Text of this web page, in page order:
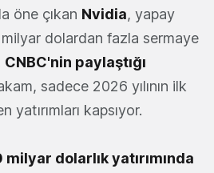
öne çıkan Nvidia, yapay
dolardan fazla sermaye
CNBC'nin paylaştığı
sadece 2026 yılının ilk
yatırımları kapsıyor.
milyar dolarlık yatırımında